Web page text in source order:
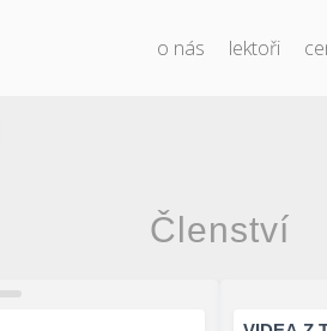
o nás lektoři
Členství